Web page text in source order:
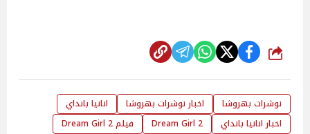
شارك
نوشرات بهروشا اخبار نوشرات بهروشا
انانيا بانداي
اخبار انانيا بانداي
Dream Girl 2
فيلم Dream Girl 2